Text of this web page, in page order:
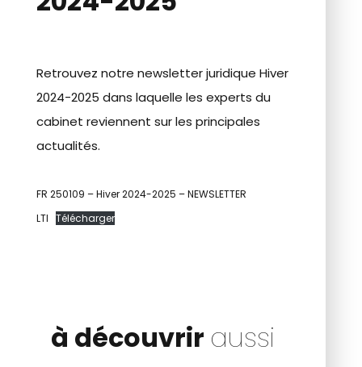
Retrouvez notre newsletter juridique Hiver
2024-2025 dans laquelle les experts du
cabinet reviennent sur les principales
actualités.
FR 250109 – Hiver 2024-2025 – NEWSLETTER
LTI Télécharger
à découvrir aussi